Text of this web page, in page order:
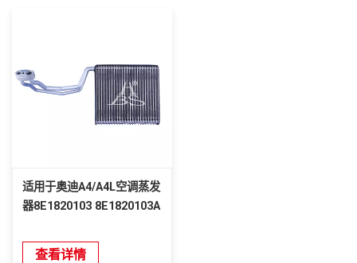
适用于奥迪A4/A4L空调蒸发
器8E1820103 8E1820103A
查看详情